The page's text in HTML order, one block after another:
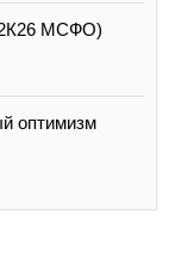
МСФО)
оптимизм